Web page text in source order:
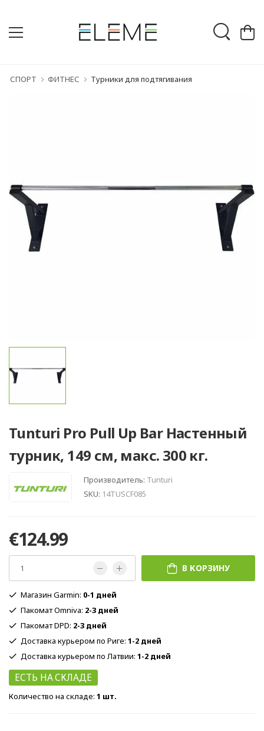
СПОРТ ФИТНЕС Турники для подтягивания
Tunturi Pro Pull Up Bar Настенный
турник, 149 см, макс. 300 кг.
Производитель: Tunturi
SKU: 14TUSCF085
€124.99
В КОРЗИНУ
Магазин Garmin: 0-1 дней
Пакомат Omniva: 2-3 дней
Пакомат DPD: 2-3 дней
Доставка курьером по Риге: 1-2 дней
Доставка курьером по Латвии: 1-2 дней
ЕСТЬ НА СКЛАДЕ
Количество на складе: 1 шт.